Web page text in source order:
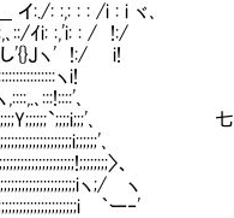
:,: : : /i : i ヾ､
､::/ｲi: :,'i: : /
'{}Jヽ' !:/ i!
ヽi!
､
､ 七人です！ そし
､
〉、
ヽ;/ ヽ
｀ー‐'